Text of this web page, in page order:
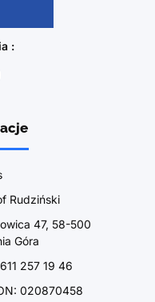
:
Rudziński
47, 58-500
Góra
257 19 46
020870458